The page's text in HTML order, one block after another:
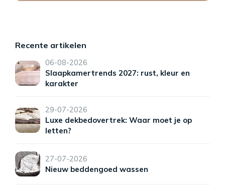
Recente artikelen
06-08-2026
Slaapkamertrends 2027: rust, kleur en
karakter
29-07-2026
Luxe dekbedovertrek: Waar moet je op
letten?
27-07-2026
Nieuw beddengoed wassen